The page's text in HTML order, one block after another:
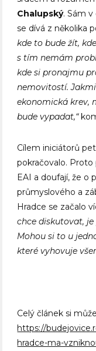
Chalupský. Sám
se dívá z několika
kde to bude žít,
s tím nemám
kde si pronajmu
nemovitostí.
ekonomická krev,
bude vypadat,“
Cílem iniciátorů
pokračovalo.
EAI a doufají, že o
průmyslového a
Hradce se začalo
chce diskutovat,
Mohou si to u
které vyhovuje
Celý článek si
https://
hradce-ma-